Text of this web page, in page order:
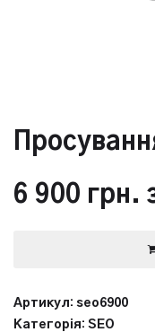
6 900 грн.
Артикул: seo6900
Категорія: SEO